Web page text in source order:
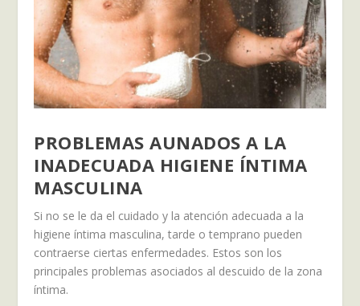
PROBLEMAS AUNADOS A LA
INADECUADA HIGIENE ÍNTIMA
MASCULINA
Si no se le da el cuidado y la atención adecuada a la
higiene íntima masculina, tarde o temprano pueden
contraerse ciertas enfermedades. Estos son los
principales problemas asociados al descuido de la zona
íntima.